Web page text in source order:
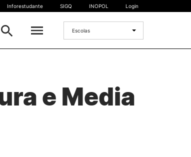
Estudante Internacional
Inforestudante SIGQ INOPOL Login
Escolas
e Media